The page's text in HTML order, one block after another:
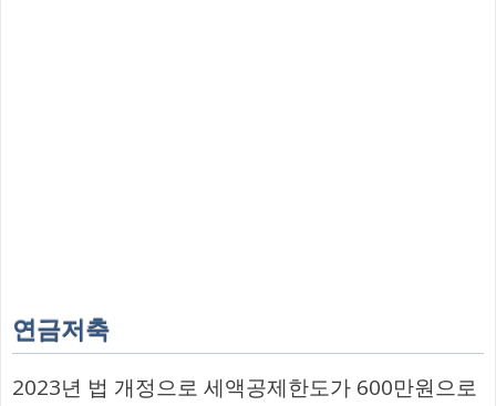
연금저축
2023년 법 개정으로 세액공제한도가 600만원으로